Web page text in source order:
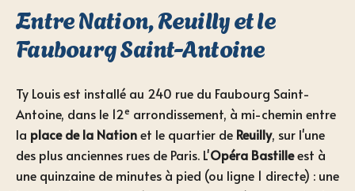
Entre Nation, Reuilly et le
Faubourg Saint-Antoine
Ty Louis est installé au 240 rue du Faubourg Saint-
Antoine, dans le 12e arrondissement, à mi-chemin entre
la place de la Nationet le quartier de Reuilly, sur l'une
des plus anciennes rues de Paris. L'Opéra Bastilleest à
une quinzaine de minutes à pied (ou ligne 1 directe) : une